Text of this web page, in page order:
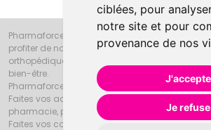
ciblées, pour
notre site et pour
provenance de nos
J'accepte
Je refuse
Pharmaforce.fr et la Grande Pharmacie
profiter de notre accueil, de nos conseils
orthopédiques, homéopathiques,
bien-être.
Pharmaforce.fr est le site internet de la Grande
Faites vos achats en ligne grâce à un choix de
pharmacie, parapharmacie, diététique et
Faites vos courses de pharmacie et